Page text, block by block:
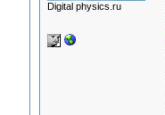
Digital physics.ru